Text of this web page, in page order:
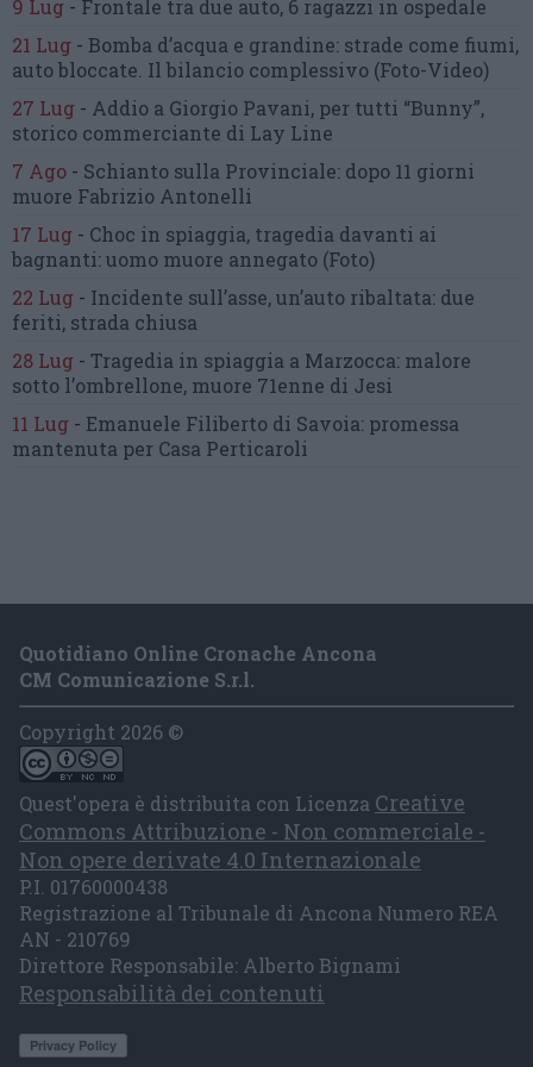
9 Lug - Frontale tra due auto, 6 ragazzi in ospedale
21 Lug - Bomba d’acqua e grandine: strade come fiumi,
auto bloccate. Il bilancio complessivo (Foto-Video)
27 Lug - Addio a Giorgio Pavani, per tutti “Bunny”,
storico commerciante di Lay Line
7 Ago - Schianto sulla Provinciale: dopo 11 giorni
muore Fabrizio Antonelli
17 Lug - Choc in spiaggia, tragedia davanti ai
bagnanti:uomo muore annegato (Foto)
22 Lug - Incidente sull’asse, un’auto ribaltata: due
feriti, strada chiusa
28 Lug - Tragedia in spiaggia a Marzocca: malore
sotto l’ombrellone, muore 71enne di Jesi
11 Lug - Emanuele Filiberto di Savoia: promessa
mantenuta per Casa Perticaroli
Quotidiano Online Cronache Ancona
CM Comunicazione S.r.l.
Copyright 2026 ©
Quest'opera è distribuita con Licenza Creative
Commons Attribuzione - Non commerciale -
Non opere derivate 4.0 Internazionale
P.I. 01760000438
Registrazione al Tribunale di Ancona Numero REA
AN - 210769
Direttore Responsabile: Alberto Bignami
Responsabilità dei contenuti